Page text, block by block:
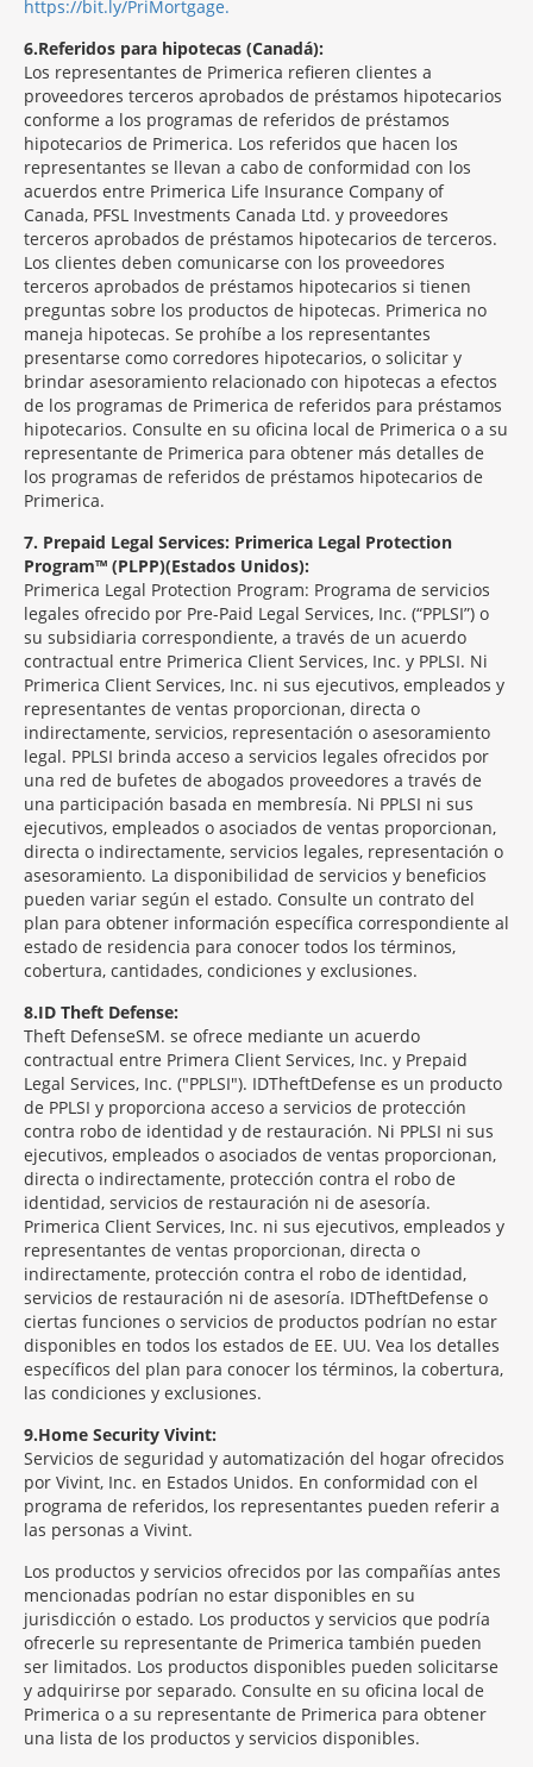
https://bit.ly/PriMortgage.
6 Referidos para hipotecas (Canadá):
Los representantes de Primerica refieren clientes a
proveedores terceros aprobados de préstamos hipotecarios
conforme a los programas de referidos de préstamos
hipotecarios de Primerica. Los referidos que hacen los
representantes se llevan a cabo de conformidad con los
acuerdos entre Primerica Life Insurance Company of
Canada, PFSL Investments Canada Ltd. y proveedores
terceros aprobados de préstamos hipotecarios de terceros.
Los clientes deben comunicarse con los proveedores
terceros aprobados de préstamos hipotecarios si tienen
preguntas sobre los productos de hipotecas. Primerica no
maneja hipotecas. Se prohíbe a los representantes
presentarse como corredores hipotecarios, o solicitar y
brindar asesoramiento relacionado con hipotecas a efectos
de los programas de Primerica de referidos para préstamos
hipotecarios. Consulte en su oficina local de Primerica o a su
representante de Primerica para obtener más detalles de
los programas de referidos de préstamos hipotecarios de
Primerica.
7 Prepaid Legal Services: Primerica Legal Protection
Program™ (PLPP)(Estados Unidos):
Primerica Legal Protection Program: Programa de servicios
legales ofrecido por Pre-Paid Legal Services, Inc. (“PPLSI”) o
su subsidiaria correspondiente, a través de un acuerdo
contractual entre Primerica Client Services, Inc. y PPLSI. Ni
Primerica Client Services, Inc. ni sus ejecutivos, empleados y
representantes de ventas proporcionan, directa o
indirectamente, servicios, representación o asesoramiento
legal. PPLSI brinda acceso a servicios legales ofrecidos por
una red de bufetes de abogados proveedores a través de
una participación basada en membresía. Ni PPLSI ni sus
ejecutivos, empleados o asociados de ventas proporcionan,
directa o indirectamente, servicios legales, representación o
asesoramiento. La disponibilidad de servicios y beneficios
pueden variar según el estado. Consulte un contrato del
plan para obtener información específica correspondiente al
estado de residencia para conocer todos los términos,
cobertura, cantidades, condiciones y exclusiones.
8 ID Theft Defense:
Theft DefenseSM se ofrece mediante un acuerdo
contractual entre Primera Client Services, Inc. y Prepaid
Legal Services, Inc. ("PPLSI"). IDTheftDefense es un producto
de PPLSI y proporciona acceso a servicios de protección
contra robo de identidad y de restauración. Ni PPLSI ni sus
ejecutivos, empleados o asociados de ventas proporcionan,
directa o indirectamente, protección contra el robo de
identidad, servicios de restauración ni de asesoría.
Primerica Client Services, Inc. ni sus ejecutivos, empleados y
representantes de ventas proporcionan, directa o
indirectamente, protección contra el robo de identidad,
servicios de restauración ni de asesoría. IDTheftDefense o
ciertas funciones o servicios de productos podrían no estar
disponibles en todos los estados de EE. UU. Vea los detalles
específicos del plan para conocer los términos, la cobertura,
las condiciones y exclusiones.
9 Home Security Vivint:
Servicios de seguridad y automatización del hogar ofrecidos
por Vivint, Inc. en Estados Unidos. En conformidad con el
programa de referidos, los representantes pueden referir a
las personas a Vivint.
Los productos y servicios ofrecidos por las compañías antes
mencionadas podrían no estar disponibles en su
jurisdicción o estado. Los productos y servicios que podría
ofrecerle su representante de Primerica también pueden
ser limitados. Los productos disponibles pueden solicitarse
y adquirirse por separado. Consulte en su oficina local de
Primerica o a su representante de Primerica para obtener
una lista de los productos y servicios disponibles.